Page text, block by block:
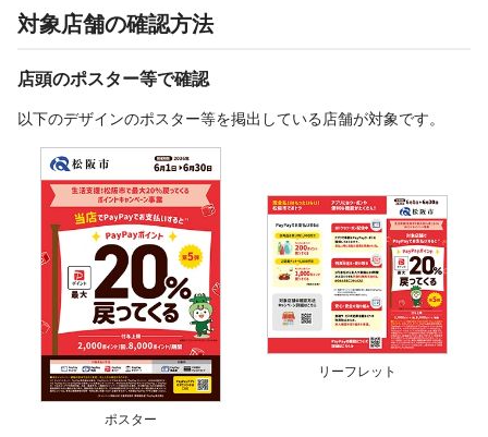
対象店舗の確認方法
店頭のポスター等で確認
以下のデザインのポスター等を掲出している店舗が対象です。
ポスター
リーフレット